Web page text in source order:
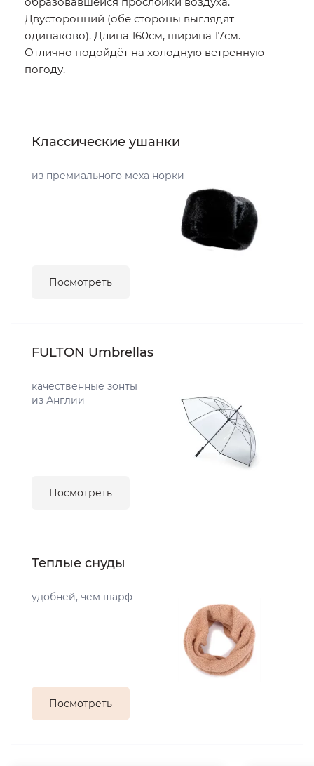
Двусторонний (обе стороны выглядят
одинаково). Длина 160см, ширина 17см.
Отлично подойдёт на холодную ветренную
погоду.
Классические ушанки
из премиального меха норки
Посмотреть
FULTON Umbrellas
качественные зонты
из Англии
Посмотреть
Теплые снуды
удобней, чем шарф
Посмотреть